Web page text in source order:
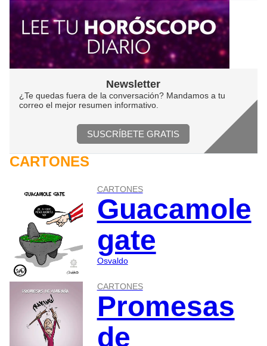
Newsletter
¿Te quedas fuera de la conversación? Mandamos a tu
correo el mejor resumen informativo.
SUSCRÍBETE GRATIS
CARTONES
CARTONES
Guacamole
gate
Osvaldo
CARTONES
Promesas
de